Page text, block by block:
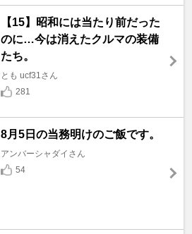
【15】昭和には当たり前だった
のに…今は消えたクルマの装備
たち。
とも ucf31さん
281
8月5日の当務明けのご飯です。
アンバーシャダイさん
54